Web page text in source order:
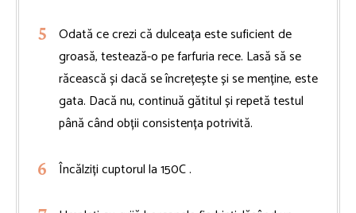
Odată ce crezi că dulceața este suficient de
groasă, testează-o pe farfuria rece. Lasă să se
răcească și dacă se încrețește și se menține, este
gata. Dacă nu, continuă gătitul și repetă testul
până când obții consistența potrivită.
Încălziți cuptorul la 150C .